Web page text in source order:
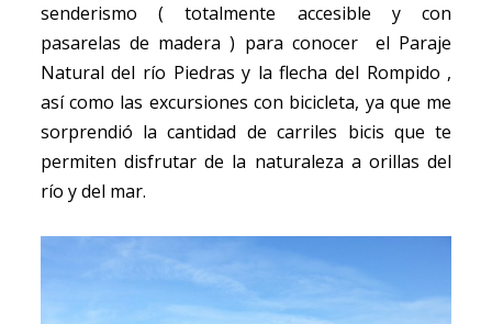
senderismo ( totalmente accesible y con
pasarelas de madera ) para conocer el Paraje
Natural del río Piedras y la flecha del Rompido ,
así como las excursiones con bicicleta, ya que me
sorprendió la cantidad de carriles bicis que te
permiten disfrutar de la naturaleza a orillas del
río y del mar.